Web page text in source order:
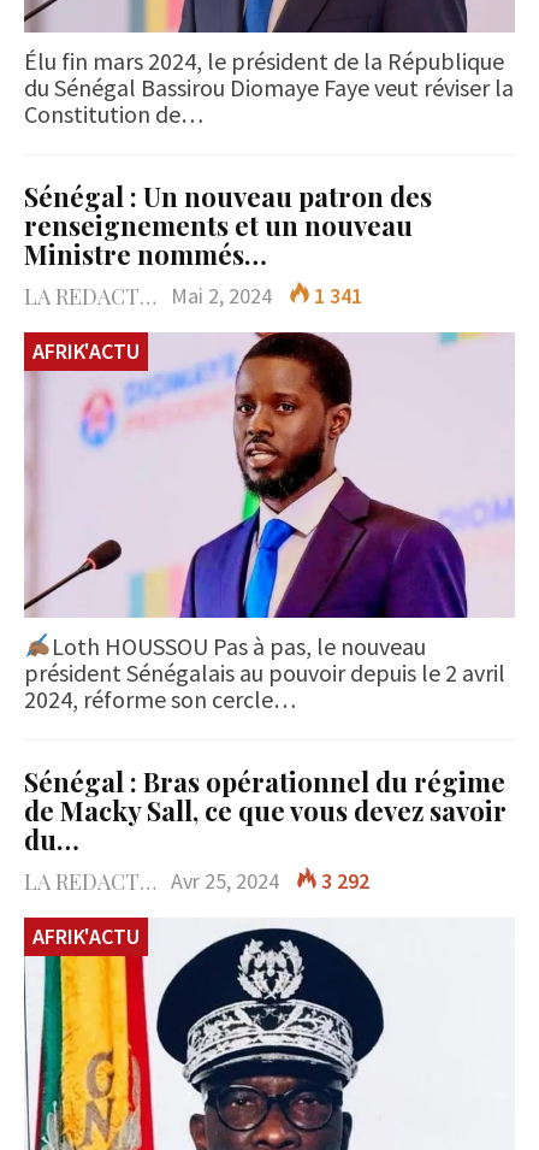
Élu fin mars 2024, le président de la République
du Sénégal Bassirou Diomaye Faye veut réviser la
Constitution de…
Sénégal : Un nouveau patron des
renseignements et un nouveau
Ministre nommés…
LA REDACTION Mai 2, 2024
1 341
AFRIK'ACTU
Loth HOUSSOU Pas à pas, le nouveau
président Sénégalais au pouvoir depuis le 2 avril
2024, réforme son cercle…
Sénégal : Bras opérationnel du régime
de Macky Sall, ce que vous devez savoir
du…
LA REDACTION Avr 25, 2024
3 292
AFRIK'ACTU